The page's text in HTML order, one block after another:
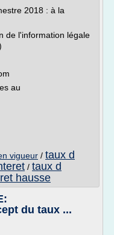
2018 : à la
de l'information légale
au
vigueur / taux d
/ taux d
hausse
du taux ...